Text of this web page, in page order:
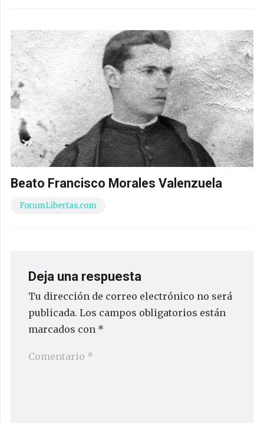
Beato Francisco Morales Valenzuela
ForumLibertas.com
Deja una respuesta
Tu dirección de correo electrónico no será
publicada. Los campos obligatorios están
marcados con *